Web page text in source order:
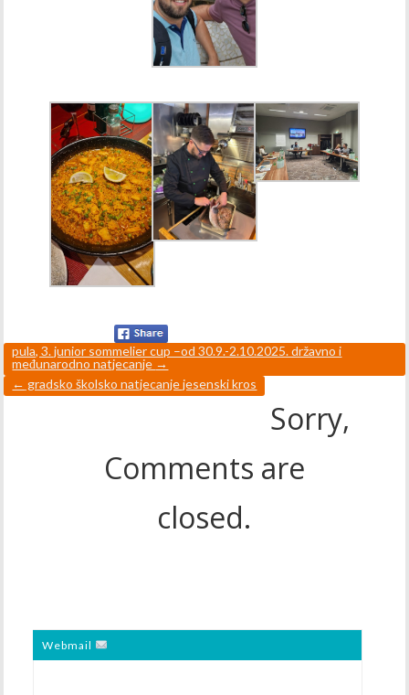
pula, 3. junior sommelier cup –od 30.9.-2.10.2025. državno i
međunarodno natjecanje →
← gradsko školsko natjecanje jesenski kros
Sorry,
Comments are
closed.
Webmail